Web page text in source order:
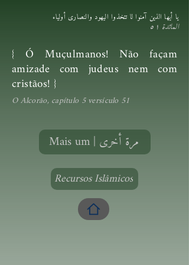
يا أيها الذين آمنوا لا تتخذوا اليهود والنصارى أولياء
المائدة ٥١
{ Ó Muçulmanos! Não façam
amizade com judeus nem com
cristãos! }
O Alcorão, capítulo 5 versículo 51
Mais um | مرة أخرى
Recursos Islâmicos